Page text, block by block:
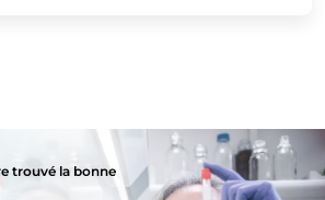
trouvé la bonne